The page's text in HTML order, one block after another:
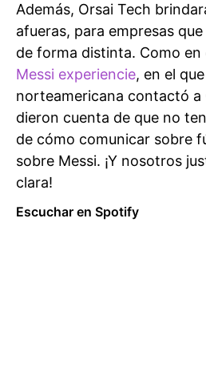
Además, Orsai Tech
afueras, para empresas
de forma distinta. Como en
Messi experiencie, en el
norteamericana contactó a
dieron cuenta de que no
de cómo comunicar sobre
sobre Messi. ¡Y nosotros
clara!
Escuchar en Spotify